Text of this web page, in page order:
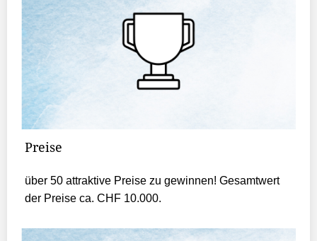
Preise
über 50 attraktive Preise zu gewinnen! Gesamtwert
der Preise ca. CHF 10.000.